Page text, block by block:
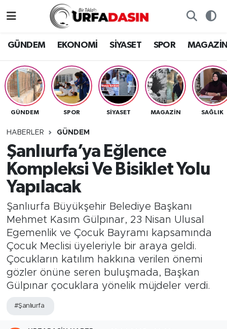
GÜNDEM EKONOMİ SİYASET SPOR
GÜNDEM SPOR SİYASET MAGAZİN SAĞLIK
HABERLER GÜNDEM
Şanlıurfa’ya Eğlence
Kompleksi Ve Bisiklet Yolu
Yapılacak
Şanlıurfa Büyükşehir Belediye Başkanı
Mehmet Kasım Gülpınar, 23 Nisan Ulusal
Egemenlik ve Çocuk Bayramı kapsamında
Çocuk Meclisi üyeleriyle bir araya geldi.
Çocukların katılım hakkına verilen önemi
gözler önüne seren buluşmada, Başkan
Gülpınar çocuklara yönelik müjdeler verdi.
#Şanlıurfa
EKONOMİ
SİYASET
SPOR
SAĞLIK
TEKNOLOJİ
OTOMOBİL
Gizlilik ve Güvenlik Politikası
İletişim
Nöbetçi Eczaneler
Hava Durumu
Namaz Vakitleri
Trafik Durumu
Tüm Manşetler
Son Dakika Haberleri
Haber Arşivi